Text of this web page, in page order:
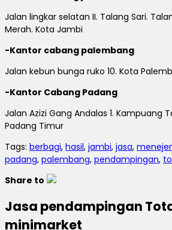
Jalan lingkar selatan II. Talang Sari.
Merah. Kota Jambi
-Kantor cabang palembang
Jalan kebun bunga ruko 10. Kota
-Kantor Cabang Padang
Jalan Azizi Gang Andalas 1. Kampuang
Padang Timur
Tags: berbagi, hasil, jambi, jasa,
padang, palembang, pendampingan,
Share to
Jasa pendampingan
minimarket